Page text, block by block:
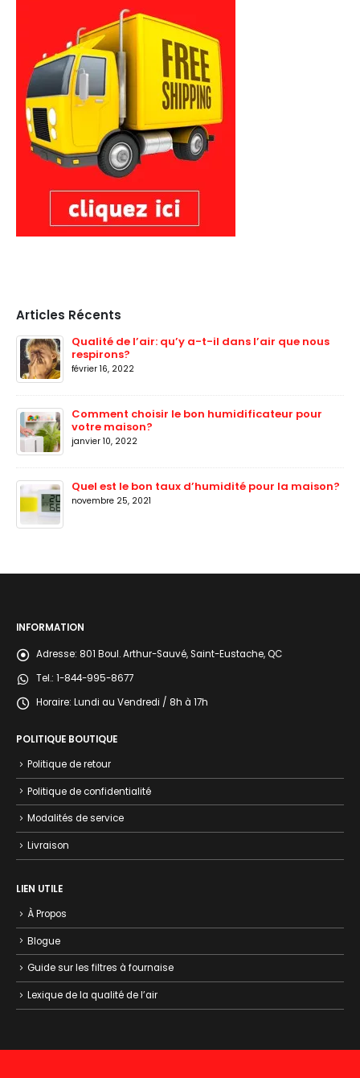
Articles Récents
Qualité de l’air: qu’y a-t-il dans l’air que nous
respirons?
février 16, 2022
Comment choisir le bon humidificateur pour
votre maison?
janvier 10, 2022
Quel est le bon taux d’humidité pour la maison?
novembre 25, 2021
INFORMATION
Adresse: 801 Boul. Arthur-Sauvé, Saint-Eustache, QC
Tel.: 1-844-995-8677
Horaire: Lundi au Vendredi / 8h à 17h
POLITIQUE BOUTIQUE
Politique de retour
Politique de confidentialité
Modalités de service
Livraison
LIEN UTILE
À Propos
Blogue
Guide sur les filtres à fournaise
Lexique de la qualité de l’air